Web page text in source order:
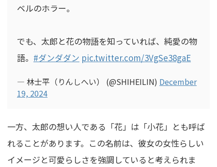
ベルのホラー。
でも、太郎と花の物語を知っていれば、純愛の物
語。 #ダンダダン pic.twitter.com/3VgSe38gaE
— 林士平（りんしへい） (@SHIHEILIN) December
19, 2024
一方、太郎の想い人である「花」は「小花」とも呼ば
れることがあります。この名前は、彼女の女性らしい
イメージと可愛らしさを強調していると考えられま